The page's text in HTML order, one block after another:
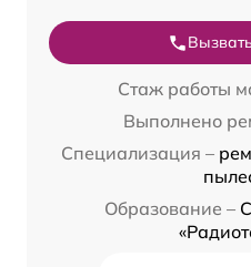
Стаж работы
Выполнено
Специализация –
Образование –